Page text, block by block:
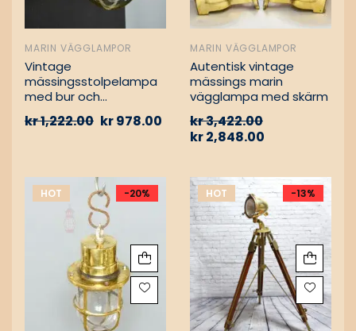
MARIN VÄGGLAMPOR
Vintage
mässingsstolpelampa
med bur och
Nautisk
kr1,222.00 kr978.00
MARIN VÄGGLAMPOR
Autentisk vintage
mässings marin
vägglampa med skärm
kr3,422.00
kr2,848.00
HOT -20% HOT -13%